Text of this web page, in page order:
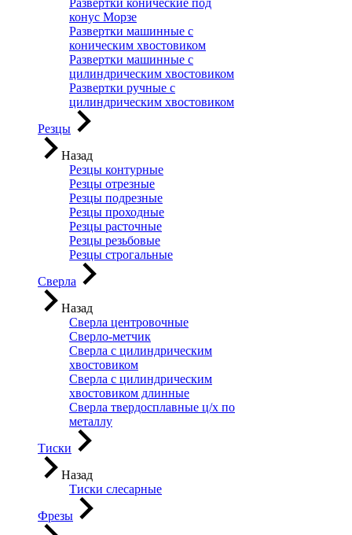
Развертки конические под
конус Морзе
Развертки машинные с
коническим хвостовиком
Развертки машинные с
цилиндрическим хвостовиком
Развертки ручные с
цилиндрическим хвостовиком
Резцы
Назад
Резцы контурные
Резцы отрезные
Резцы подрезные
Резцы проходные
Резцы расточные
Резцы резьбовые
Резцы строгальные
Сверла
Назад
Сверла центровочные
Сверло-метчик
Сверла с цилиндрическим
хвостовиком
Сверла с цилиндрическим
хвостовиком длинные
Сверла твердосплавные ц/х по
металлу
Тиски
Назад
Тиски слесарные
Фрезы